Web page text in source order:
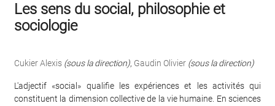
Les sens du social, philosophie et
sociologie
Cukier Alexis (sous la direction), Gaudin Olivier (sous la direction)
L'adjectif «social» qualifie les expériences et les activités qui
constituent la dimension collective de la vie humaine. En sciences